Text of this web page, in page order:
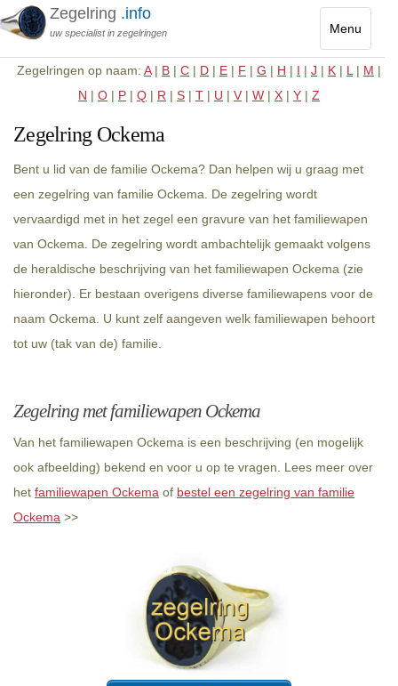
Menu
Toggle
Zegelring .info
uw specialist in zegelringen
Zegelringen op naam: A| B | C | D | E | F | G | H | I | J | K | L | M |
N | O | P | Q | R | S | T | U | V | W | X | Y | Z
Zegelring Ockema
Bent u lid van de familie Ockema? Dan helpen wij u graag met
een zegelring van familie Ockema. De zegelring wordt
vervaardigd met in het zegel een gravure van het familiewapen
van Ockema. De zegelring wordt ambachtelijk gemaakt volgens
de heraldische beschrijving van het familiewapen Ockema (zie
hieronder). Er bestaan overigens diverse familiewapens voor de
naam Ockema. U kunt zelf aangeven welk familiewapen behoort
tot uw (tak van de) familie.
Zegelring met familiewapen Ockema
Van het familiewapen Ockema is een beschrijving (en mogelijk
ook afbeelding) bekend en voor u op te vragen. Lees meer over
het familiewapen Ockema of bestel een zegelring van familie
Ockema >>